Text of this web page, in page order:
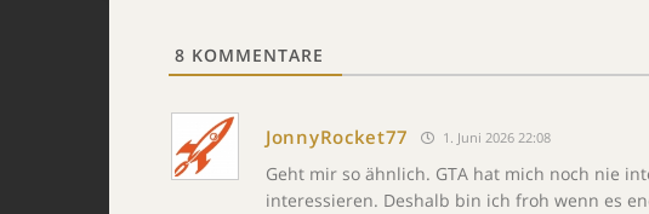
8 KOMMENTARE
JonnyRocket77 1. Juni 2026 22:08
Geht mir so ähnlich. GTA hat mich noch nie
interessieren. Deshalb bin ich froh wenn es